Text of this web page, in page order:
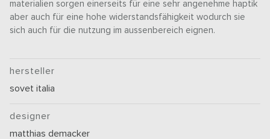
materialien sorgen einerseits für eine sehr angenehme haptik
aber auch für eine hohe widerstandsfähigkeit wodurch sie
sich auch für die nutzung im aussenbereich eignen.
hersteller
sovet italia
designer
matthias demacker